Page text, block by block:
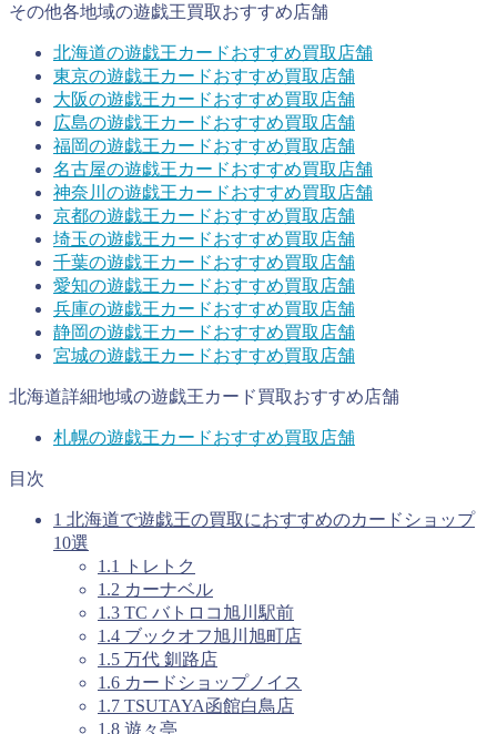
その他各地域の遊戯王買取おすすめ店舗
北海道の遊戯王カードおすすめ買取店舗
東京の遊戯王カードおすすめ買取店舗
大阪の遊戯王カードおすすめ買取店舗
広島の遊戯王カードおすすめ買取店舗
福岡の遊戯王カードおすすめ買取店舗
名古屋の遊戯王カードおすすめ買取店舗
神奈川の遊戯王カードおすすめ買取店舗
京都の遊戯王カードおすすめ買取店舗
埼玉の遊戯王カードおすすめ買取店舗
千葉の遊戯王カードおすすめ買取店舗
愛知の遊戯王カードおすすめ買取店舗
兵庫の遊戯王カードおすすめ買取店舗
静岡の遊戯王カードおすすめ買取店舗
宮城の遊戯王カードおすすめ買取店舗
北海道詳細地域の遊戯王カード買取おすすめ店舗
札幌の遊戯王カードおすすめ買取店舗
目次
1 北海道で遊戯王の買取におすすめのカードショップ
10選
1.1 トレトク
1.2 カーナベル
1.3 TC バトロコ旭川駅前
1.4 ブックオフ旭川旭町店
1.5 万代 釧路店
1.6 カードショップノイス
1.7 TSUTAYA函館白鳥店
1.8 遊々亭